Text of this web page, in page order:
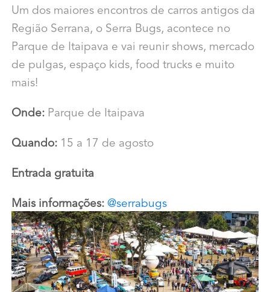
Um dos maiores encontros de carros antigos da
Região Serrana, o Serra Bugs, acontece no
Parque de Itaipava e vai reunir shows, mercado
de pulgas, espaço kids, food trucks e muito
mais!
Onde:Parque de Itaipava
Quando:15 a 17 de agosto
Entrada gratuita
Mais informações: @serrabugs